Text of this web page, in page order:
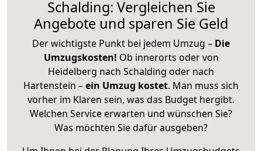
Schalding: Vergleichen Sie
Angebote und sparen Sie Geld
Der wichtigste Punkt bei jedem Umzug – Die
Umzugskosten! Ob innerorts oder von
Heidelberg nach Schalding oder nach
Hartenstein –ein Umzug kostet. Man muss sich
vorher im Klaren sein, was das Budget hergibt.
Welchen Service erwarten und wünschen Sie?
Was möchten Sie dafür ausgeben?